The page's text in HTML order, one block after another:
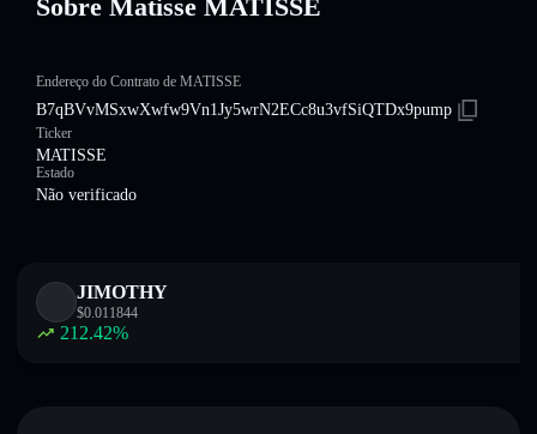
Sobre Matisse MATISSE
Endereço do Contrato de MATISSE
B7qBVvMSxwXwfw9Vn1Jy5wrN2ECc8u3vfSiQTDx9pump
Ticker
MATISSE
Estado
Não verificado
JIMOTHY
$0.011844
212.42%